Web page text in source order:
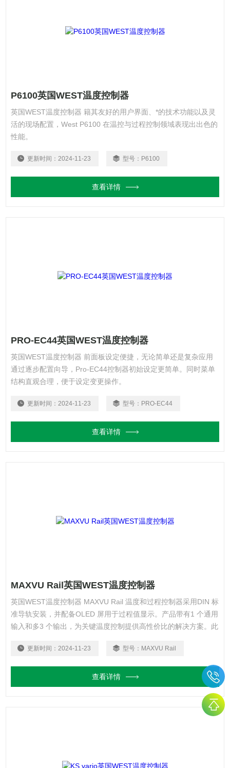
P6100英国WEST温度控制器
英国WEST温度控制器 籍其友好的用户界面、*的技术功能以及灵
活的现场配置，West P6100 在温控与过程控制领域表现出出色的
性能。
更新时间： 2024-11-23 型号： P6100
查看详情
PRO-EC44英国WEST温度控制器
英国WEST温度控制器 前面板设定便捷，无论简单还是复杂应用
通过逐步配置向导，Pro-EC44控制器初始设定更简单。同时菜单
结构直观合理，便于设定变更操作。
更新时间： 2024-11-23 型号： PRO-EC44
查看详情
MAXVU Rail英国WEST温度控制器
英国WEST温度控制器 MAXVU Rail 温度和过程控制器采用DIN 标
准导轨安装，并配备OLED 屏用于过程值显示。产品带有1 个通用
输入和多3 个输出，为关键温度控制提供高性价比的解决方案。此
显示。更新时间： 2024-11-23 型号： MAXVU Rail
查看详情